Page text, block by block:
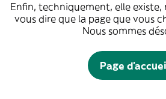
Enfin, techniquement, elle existe,
vous dire que la page que vous
Nous sommes
Page